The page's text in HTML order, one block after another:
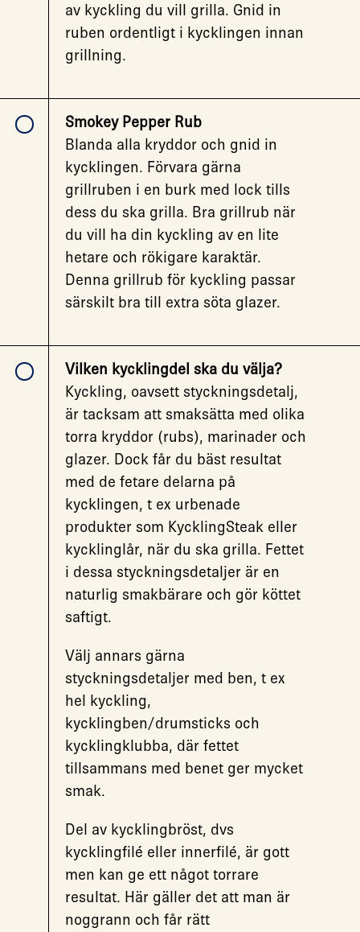
av kyckling du vill grilla. Gnid in
ruben ordentligt i kycklingen innan
grillning.
Smokey Pepper Rub
Blanda alla kryddor och gnid in
kycklingen. Förvara gärna
grillruben i en burk med lock tills
dess du ska grilla. Bra grillrub när
du vill ha din kyckling av en lite
hetare och rökigare karaktär.
Denna grillrub för kyckling passar
särskilt bra till extra söta glazer.
Vilken kycklingdel ska du välja?
Kyckling, oavsett styckningsdetalj,
är tacksam att smaksätta med olika
torra kryddor (rubs), marinader och
glazer. Dock får du bäst resultat
med de fetare delarna på
kycklingen, t ex urbenade
produkter som KycklingSteak eller
kycklinglår, när du ska grilla. Fettet
i dessa styckningsdetaljer är en
naturlig smakbärare och gör köttet
saftigt.
Välj annars gärna
styckningsdetaljer med ben, t ex
hel kyckling,
kycklingben/drumsticks och
kycklingklubba, där fettet
tillsammans med benet ger mycket
smak.
Del av kycklingbröst, dvs
kycklingfilé eller innerfilé, är gott
men kan ge ett något torrare
resultat. Här gäller det att man är
noggrann och får rätt